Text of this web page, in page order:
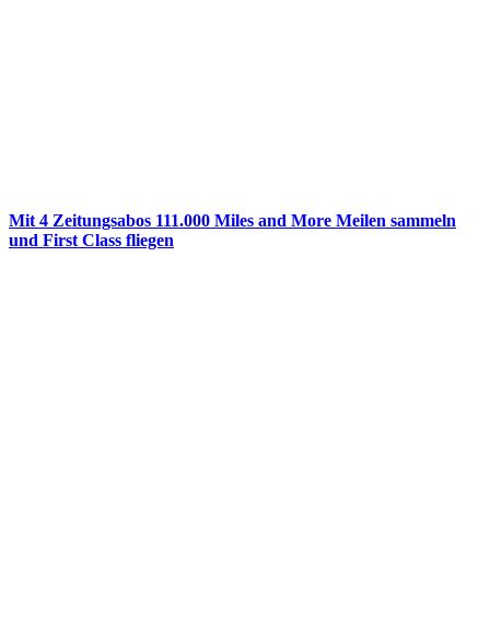
Mit 4 Zeitungsabos 111.000 Miles and More Meilen sammeln
und First Class fliegen